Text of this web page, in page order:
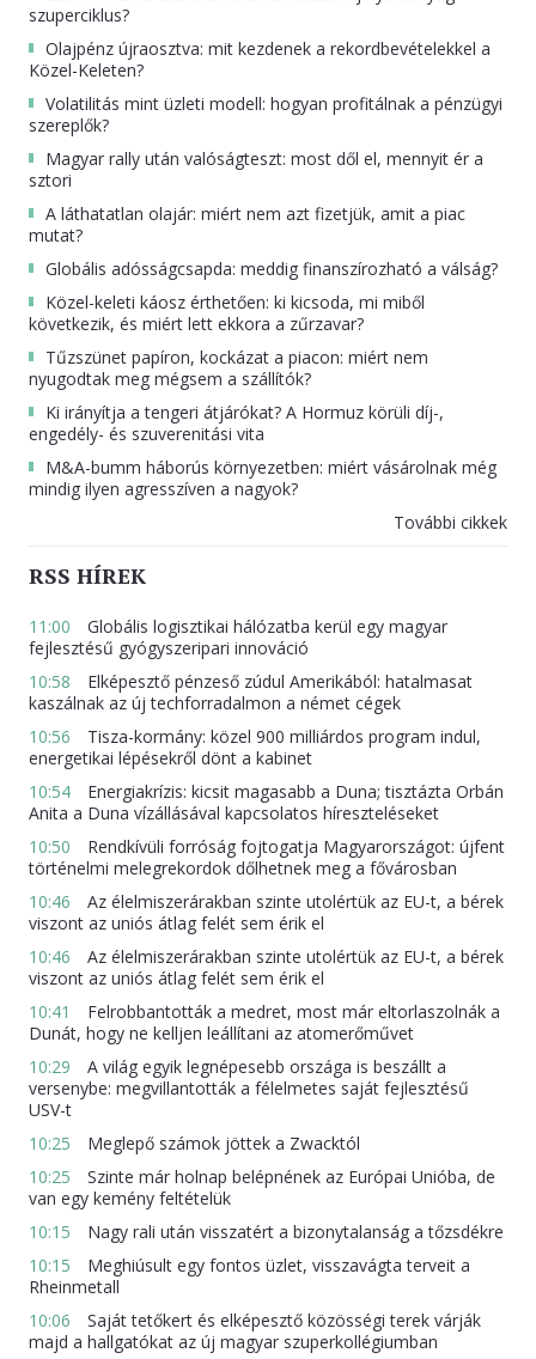
szuperciklus?
Olajpénz újraosztva: mit kezdenek a rekordbevételekkel a
Közel-Keleten?
Volatilitás mint üzleti modell: hogyan profitálnak a pénzügyi
szereplők?
Magyar rally után valóságteszt: most dől el, mennyit ér a
sztori
A láthatatlan olajár: miért nem azt fizetjük, amit a piac
mutat?
Globális adósságcsapda: meddig finanszírozható a válság?
Közel-keleti káosz érthetően: ki kicsoda, mi miből
következik, és miért lett ekkora a zűrzavar?
Tűzszünet papíron, kockázat a piacon: miért nem
nyugodtak meg mégsem a szállítók?
Ki irányítja a tengeri átjárókat? A Hormuz körüli díj-,
engedély- és szuverenitási vita
M&A-bumm háborús környezetben: miért vásárolnak még
mindig ilyen agresszíven a nagyok?
További cikkek
RSS HÍREK
11:00
Globális logisztikai hálózatba kerül egy magyar
fejlesztésű gyógyszeripari innováció
10:58
Elképesztő pénzeső zúdul Amerikából: hatalmasat
kaszálnak az új techforradalmon a német cégek
10:56
Tisza-kormány: közel 900 milliárdos program indul,
energetikai lépésekről dönt a kabinet
10:54
Energiakrízis: kicsit magasabb a Duna; tisztázta Orbán
Anita a Duna vízállásával kapcsolatos híreszteléseket
10:50
Rendkívüli forróság fojtogatja Magyarországot: újfent
történelmi melegrekordok dőlhetnek meg a fővárosban
10:46
Az élelmiszerárakban szinte utolértük az EU-t, a bérek
viszont az uniós átlag felét sem érik el
10:46
Az élelmiszerárakban szinte utolértük az EU-t, a bérek
viszont az uniós átlag felét sem érik el
10:41
Felrobbantották a medret, most már eltorlaszolnák a
Dunát, hogy ne kelljen leállítani az atomerőművet
10:29
A világ egyik legnépesebb országa is beszállt a
versenybe: megvillantották a félelmetes saját fejlesztésű
USV-t
10:25
Meglepő számok jöttek a Zwacktól
10:25
Szinte már holnap belépnének az Európai Unióba, de
van egy kemény feltételük
10:15
Nagy rali után visszatért a bizonytalanság a tőzsdékre
10:15
Meghiúsult egy fontos üzlet, visszavágta terveit a
Rheinmetall
10:06
Saját tetőkert és elképesztő közösségi terek várják
majd a hallgatókat az új magyar szuperkollégiumban